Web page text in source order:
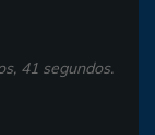
41 segundos.